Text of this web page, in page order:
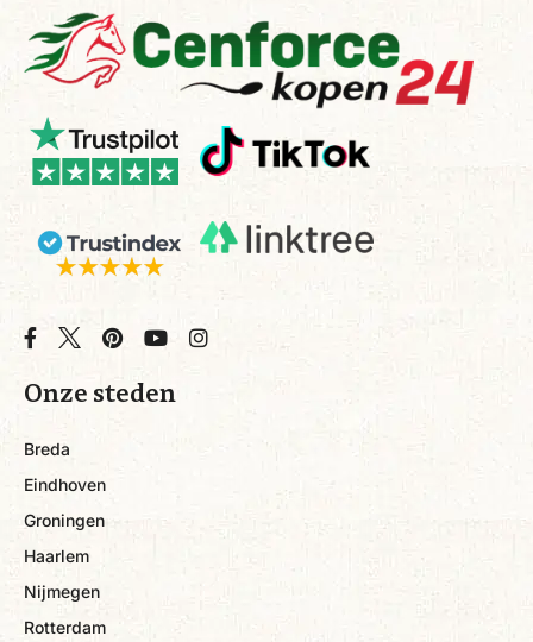
Onze steden
Breda
Eindhoven
Groningen
Haarlem
Nijmegen
Rotterdam